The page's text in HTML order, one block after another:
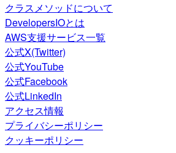
クラスメソッドについて
DevelopersIOとは
AWS支援サービス一覧
公式X(Twitter)
公式YouTube
公式Facebook
公式LinkedIn
アクセス情報
プライバシーポリシー
クッキーポリシー